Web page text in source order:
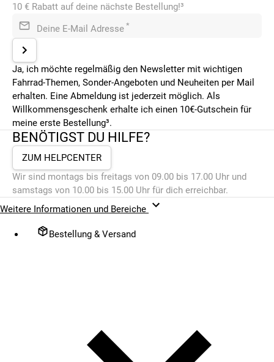
10 € Rabatt auf deine nächste Bestellung!³
Deine E-Mail Adresse *
Ja, ich möchte regelmäßig den Newsletter mit wichtigen
Fahrrad-Themen, Sonder-Angeboten und Neuheiten per Mail
erhalten. Eine Abmeldung ist jederzeit möglich. Als
Willkommensgeschenk erhalte ich einen 10€-Gutschein für
meine erste Bestellung³.
BENÖTIGST DU HILFE?
ZUM HELPCENTER
Wir sind montags bis freitags von 09.00 bis 17.00 Uhr und
samstags von 10.00 bis 15.00 Uhr für dich erreichbar.
Weitere Informationen und Bereiche
Bestellung & Versand